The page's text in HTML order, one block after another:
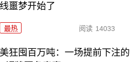
线噩梦开始了
最热 阅读 14033
美狂囤百万吨：一场提前下注的